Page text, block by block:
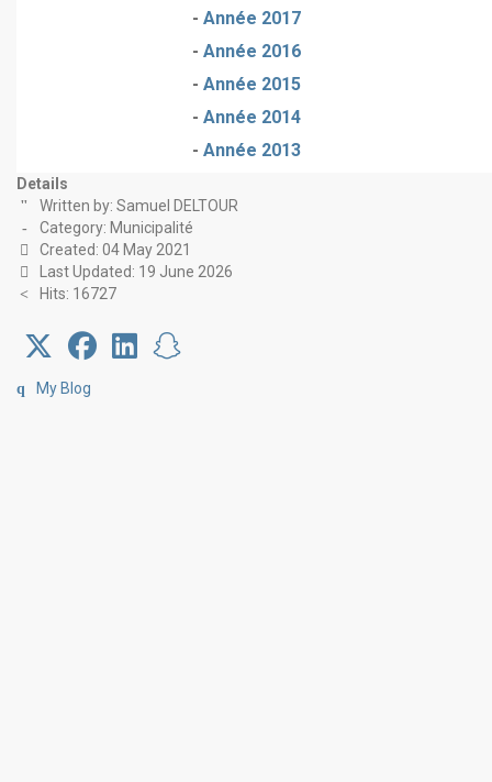
- Année 2017
- Année 2016
- Année 2015
- Année 2014
- Année 2013
Details
Written by: Samuel DELTOUR
Category: Municipalité
Created: 04 May 2021
Last Updated: 19 June 2026
Hits: 16727
My Blog